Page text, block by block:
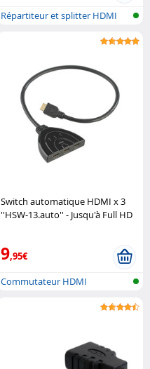
Répartiteur et splitter HDMI
Switch automatique HDMI x 3
''HSW-13.auto'' - Jusqu'à Full HD
9,95€
Commutateur HDMI